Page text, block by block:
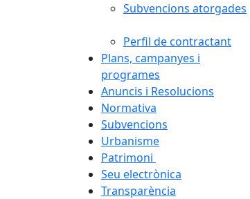
Subvencions atorgades
Perfil de contractant
Plans, campanyes i
programes
Anuncis i Resolucions
Normativa
Subvencions
Urbanisme
Patrimoni
Seu electrònica
Transparència